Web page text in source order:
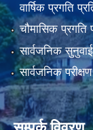
वार्षिक प्रगति
चौमासिक प्रगति
सार्वजनिक सुनुवाई
सार्वजनिक परीक्षण